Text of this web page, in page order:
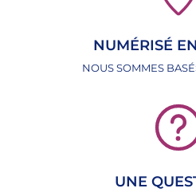
NUMÉRISÉ
NOUS SOMMES
UNE